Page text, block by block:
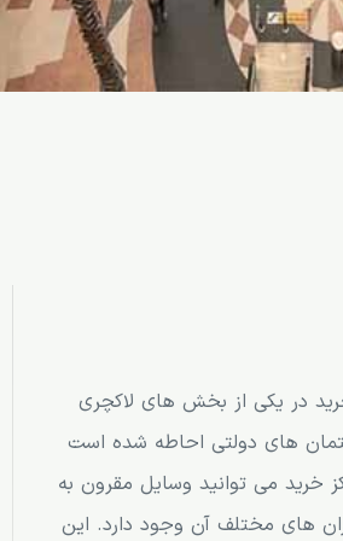
در یکی از بخش های لاکچری
لوکس و ساختمان های دولتی احاطه شده است
خرید می توانید وسایل مقرون به
های مختلف آن وجود دارد. این